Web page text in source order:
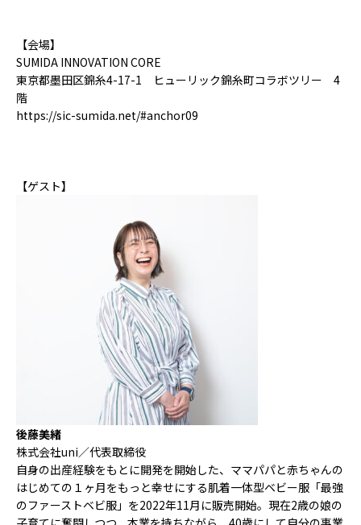
【会場】
SUMIDA INNOVATION CORE
東京都墨田区錦糸4-17-1 ヒューリック錦糸町コラボツリー 4
階
https://sic-sumida.net/#anchor09
【ゲスト】
後藤美緒
株式会社uni／代表取締役
自身の出産経験をもとに開発を開始した、ママパパと赤ちゃんの
はじめての１ヶ月をもっと幸せにする肌着一体型ベビー服「最強
のファーストベビ服」を2022年11月に販売開始。現在2歳の娘の